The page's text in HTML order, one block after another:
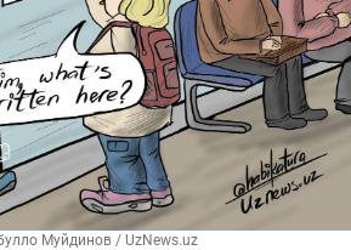
Муйдинов / UzNews.uz